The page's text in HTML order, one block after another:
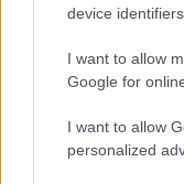
device
I want to allow
Google for
I want to allow
personalized
Hamiltonnal? Ha
jogosan. Május
márkaboltja. A
(második emelet)